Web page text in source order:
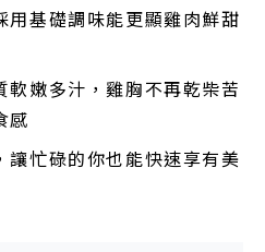
用基礎調味能更顯雞肉鮮甜
軟嫩多汁，雞胸不再乾柴苦
感
讓忙碌的你也能快速享有美